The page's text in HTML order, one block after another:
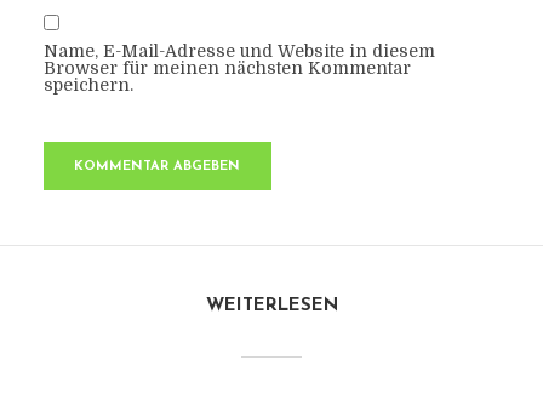
Name, E-Mail-Adresse und Website in diesem
Browser für meinen nächsten Kommentar
speichern.
WEITERLESEN